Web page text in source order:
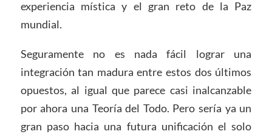
experiencia mística y el gran reto de la Paz
mundial.
Seguramente no es nada fácil lograr una
integración tan madura entre estos dos últimos
opuestos, al igual que parece casi inalcanzable
por ahora una Teoría del Todo. Pero sería ya un
gran paso hacia una futura unificación el solo